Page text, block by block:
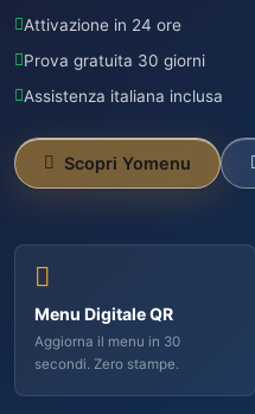
Attivazione in 24 ore
Prova gratuita 30 giorni
Assistenza italiana inclusa
Scopri Yomenu
Menu Digitale QR
Aggiorna il menu in 30
secondi. Zero stampe.